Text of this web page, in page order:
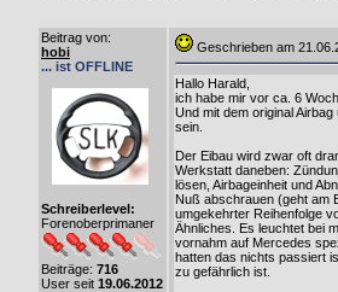
Beitrag von:
hobi
... ist OFFLINE
Schreiberlevel:
Forenoberprimaner
Beiträge: 716
User seit 19.06.2012
Geschrieben am
Hallo Harald,
ich habe mir vor ca. 6
Und mit dem original
sein.
Der Eibau wird zwar oft
Werkstatt daneben:
lösen, Airbageinheit und
Nuß abschrauen (geht am
umgekehrter Reihenfolge
Ähnliches. Es leuchtet bei
vornahm auf Mercedes
hatten das nichts passiert
zu gefährlich ist.